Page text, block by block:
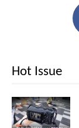
Hot Issue